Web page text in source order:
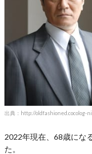
出典：http://oldfashioned.cocolog-
2022年現在、68歳にな
た。